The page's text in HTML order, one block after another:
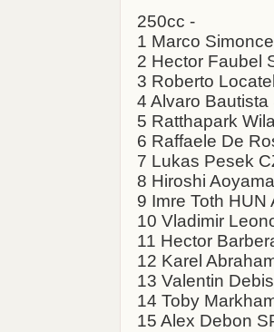
250cc -
1 Marco
2 Hector Faubel
3 Roberto
4 Alvaro Bautista
5 Ratthapark
6 Raffaele De
7 Lukas Pesek
8 Hiroshi
9 Imre Toth HUN
10 Vladimir
11 Hector
12 Karel
13 Valentin
14 Toby
15 Alex Debon